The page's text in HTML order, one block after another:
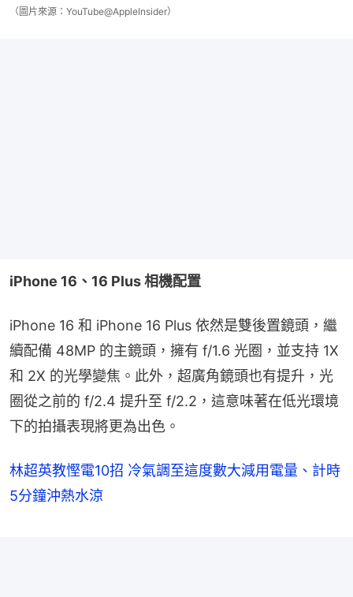
（圖片來源：YouTube@AppleInsider）
iPhone 16、16 Plus 相機配置
iPhone 16 和 iPhone 16 Plus 依然是雙後置鏡頭，繼
續配備 48MP 的主鏡頭，擁有 f/1.6 光圈，並支持 1X
和 2X 的光學變焦。此外，超廣角鏡頭也有提升，光
圈從之前的 f/2.4 提升至 f/2.2，這意味著在低光環境
下的拍攝表現將更為出色。
林超英教慳電10招 冷氣調至這度數大減用電量、計時
5分鐘沖熱水涼